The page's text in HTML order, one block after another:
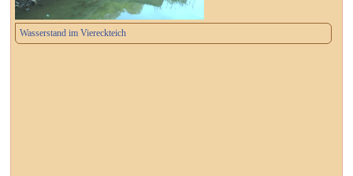
Wasserstand im Viereckteich